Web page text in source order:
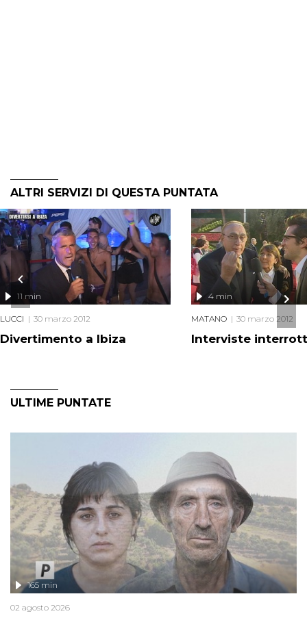
ALTRI SERVIZI DI QUESTA PUNTATA
Divertimento a Ibiza
11 min
LUCCI 30 marzo 2012
Interviste
4 min
MATANO 30 marzo 2012
ULTIME PUNTATE
165 min
02 agosto 2026